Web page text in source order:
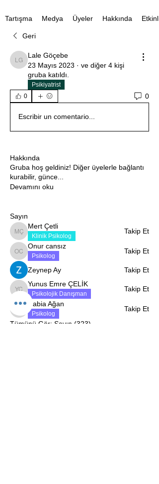
Tartışma Medya Üyeler Hakkında
Geri
Lale Göçebe
Lale Göçebe
23 Mayıs 2023 · ve diğer 4 kişi
gruba katıldı.
Psikiyatrist
0
0
Escribir un comentario...
Hakkında
Gruba hoş geldiniz! Diğer üyelerle bağlantı
kurabilir, günce
Devamını oku
Sayın
Mert Çetli
Mert Çetli
Klinik Psikolog
Takip Et
Onur cansız
Onur cansız
Psikolog
Takip Et
Zeynep Ay Takip Et
Yunus Emre ÇELİK
Yunus Emre ÇELİK
Psikolojik Danışman
Takip Et
Rabia Ağan
Rabia Ağan
Psikolog
Takip Et
Tümünü Gör: Sayın (323)